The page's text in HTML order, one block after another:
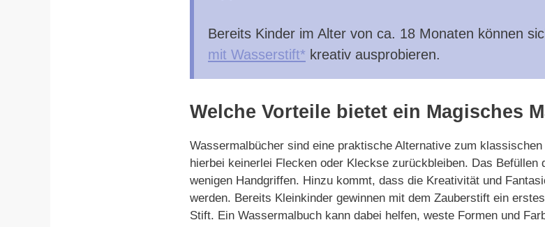
Bereits Kinder im Alter von ca. 18 Monaten können
mit Wasserstift* kreativ ausprobieren.
Welche Vorteile bietet ein Magisches
Wassermalbücher sind eine praktische Alternative zum
hierbei keinerlei Flecken oder Kleckse zurückbleiben. Das Befüllen
wenigen Handgriffen. Hinzu kommt, dass die Kreativität und
werden. Bereits Kleinkinder gewinnen mit dem Zauberstift ein
Stift. Ein Wassermalbuch kann dabei helfen, weste Formen und